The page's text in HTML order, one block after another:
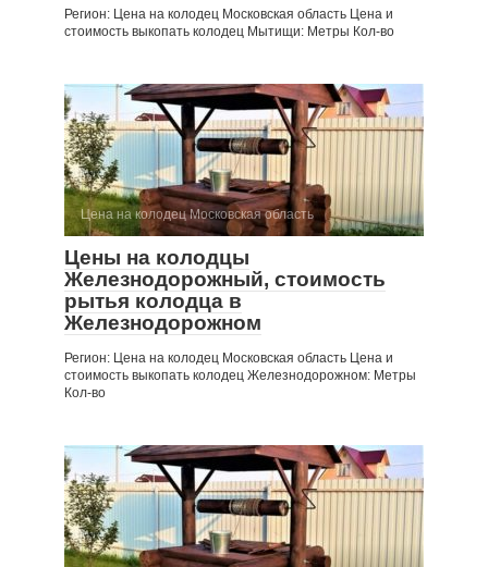
Регион: Цена на колодец Московская область Цена и
стоимость выкопать колодец Мытищи: Метры Кол-во
Цена на колодец Московская область
Цены на колодцы
Железнодорожный, стоимость
рытья колодца в
Железнодорожном
Регион: Цена на колодец Московская область Цена и
стоимость выкопать колодец Железнодорожном: Метры
Кол-во